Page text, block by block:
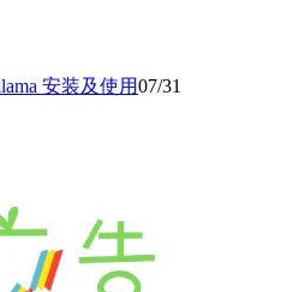
安装及使用07/31